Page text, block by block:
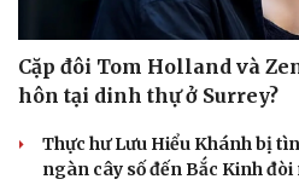
Cặp đôi Tom Holland và
hôn tại dinh thự ở Surrey?
Thực hư Lưu Hiểu Khánh bị
ngàn cây số đến Bắc Kinh đòi